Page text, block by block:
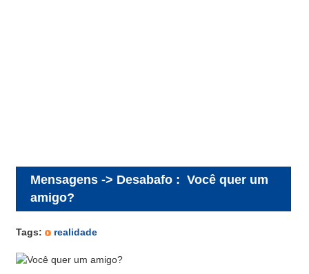
Mensagens -> Desabafo : Você quer um
amigo?
Tags: realidade